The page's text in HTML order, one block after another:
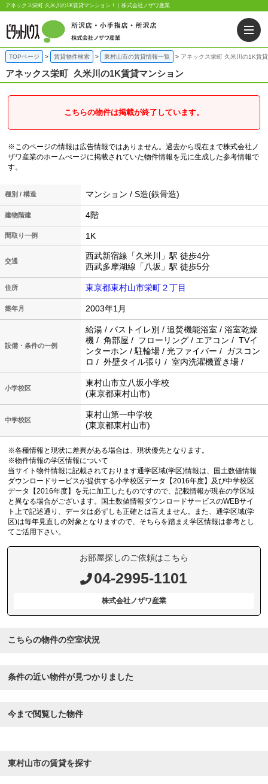
アネックス栄町 久米川の1K賃貸マンション！｜株式会社ノザワ産業
TOPページ 賃貸物件検索 東村山市の賃貸情報一覧 アネックス栄町 久米川の1K賃
アネックス栄町 久米川の1K賃貸マンション
こちらの物件は掲載が終了しています。
※このページの情報は広告情報ではありません。過去から現在まで株式会社ノ
ザワ産業のホームぺージに掲載されていた物件情報を元に生成した参考情報で
す。
種別 / 構造 マンション / S造(鉄骨造)
建物階建 4階
間取り一例 1K
交通
西武新宿線「久米川」駅 徒歩4分
西武多摩湖線「八坂」駅 徒歩5分
住所 東京都東村山市栄町２丁目
築年月 2003年1月
設備・条件の一例
給湯 / バストイレ別 / 追焚機能浴室 / 浴室乾燥
機 / 角部屋 / フローリング / エアコン / TVイ
ンターホン / 駐輪場 / 光ファイバー / ガスコン
ロ / 外壁タイル張り / 室内洗濯機置き場 /
小学校区
東村山市立八坂小学校
(東京都東村山市)
中学校区
東村山第一中学校
(東京都東村山市)
※各種情報と現状に差異がある場合は、現状優先となります。
※物件情報の学区情報について
当サイト物件情報に記載されております通学区域(学区)情報は、国土数値情報
ダウンロードサービスが提供する小学校区データ【2016年度】及び中学校区
データ【2016年度】を元に加工したものですので、記載情報が現在の学区域
と異なる場合がございます。国土数値情報ダウンロードサービスのWEBサイ
ト上で記述通り、データは必ずしも正確とは言えません。また、通学区域(学
区)は毎年見直しの対象となりますので、そちらを踏まえ学区情報は参考とし
てご活用下さい。
お部屋探しのご依頼はこちら
04-2995-1101
株式会社ノザワ産業
こちらの物件の空室状況
条件の近い物件が見つかりました
今まで閲覧した物件
東村山市の賃貸を探す